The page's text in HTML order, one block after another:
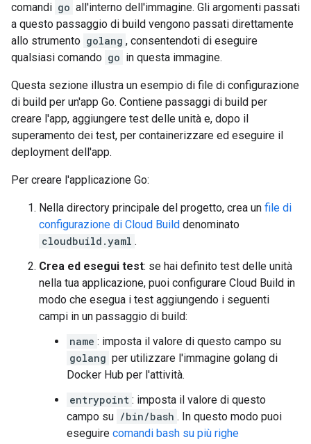
comandi go all'interno dell'immagine. Gli argomenti passati
a questo passaggio di build vengono passati direttamente
allo strumento golang , consentendoti di eseguire
qualsiasi comando go in questa immagine.
Questa sezione illustra un esempio di file di configurazione
di build per un'app Go. Contiene passaggi di build per
creare l'app, aggiungere test delle unità e, dopo il
superamento dei test, per containerizzare ed eseguire il
deployment dell'app.
Per creare l'applicazione Go:
Nella directory principale del progetto, crea un file di
configurazione di Cloud Build denominato
cloudbuild.yaml .
Crea ed esegui test: se hai definito test delle unità
nella tua applicazione, puoi configurare Cloud Build in
modo che esegua i test aggiungendo i seguenti
campi in un passaggio di build:
name : imposta il valore di questo campo su
golang per utilizzare l'immagine golang di
Docker Hub per l'attività.
entrypoint : imposta il valore di questo
campo su /bin/bash . In questo modo puoi
eseguire comandi bash su più righe